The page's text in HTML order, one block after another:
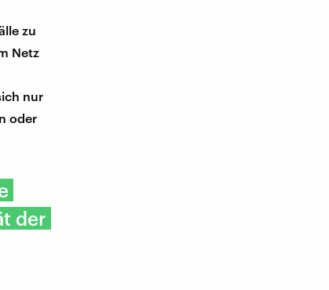
zu
Netz
nur
oder
der